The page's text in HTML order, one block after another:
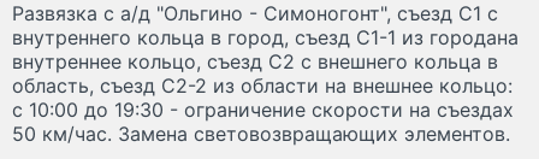
Развязка с а/д "Ольгино - Симоногонт", съезд С1 с
внутреннего кольца в город, съезд С1-1 из городана
внутреннее кольцо, съезд С2 с внешнего кольца в
область, съезд С2-2 из области на внешнее кольцо:
с 10:00 до 19:30 - ограничение скорости на съездах
50 км/час. Замена световозвращающих элементов.